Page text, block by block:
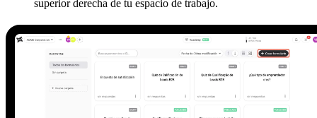
superior derecha de tu espacio de trabajo.